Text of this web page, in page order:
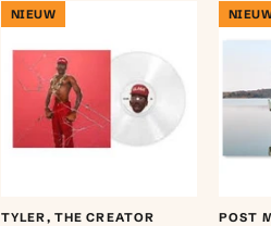
NIEUW
TYLER, THE CREATOR POST